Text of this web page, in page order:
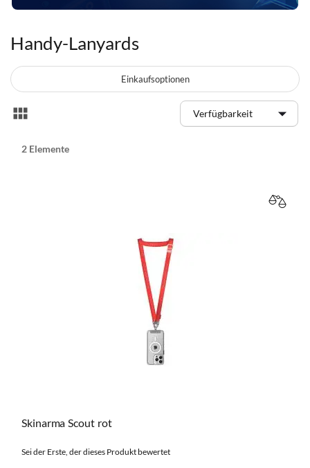
Handy-Lanyards
Anzeigen
Liste
2 Elemente
Skinarma Scout rot
Sei der Erste, der dieses Produkt bewertet
Einkaufsoptionen